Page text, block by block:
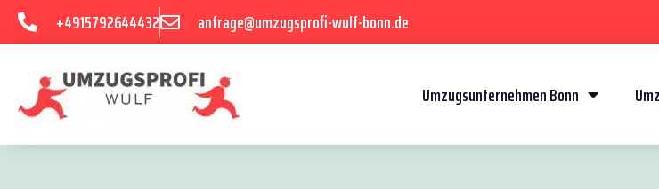
+4915792644432 anfrage@umzugsprofi-wulf-bonn.de
Umzugsunternehmen Bonn